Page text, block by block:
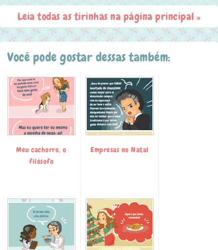
Leia todas as tirinhas na página principal »
Você pode gostar dessas também:
Meu cachorro, o
filósofo
Empresas no Natal